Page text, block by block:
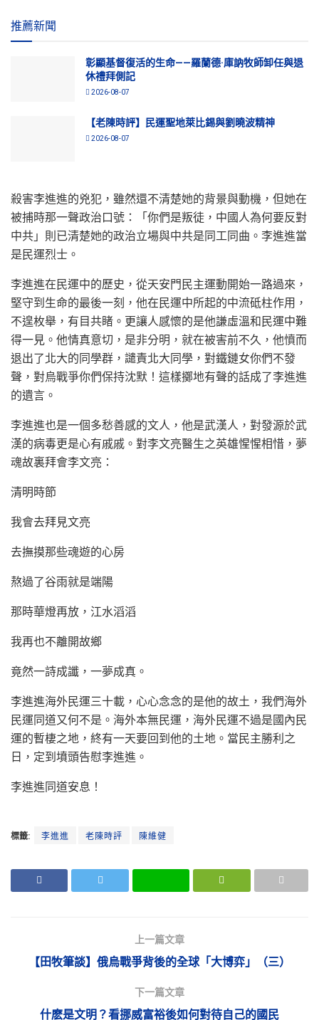
推薦新聞
彰顯基督復活的生命——羅蘭德·庫訥牧師卸任與退
休禮拜側記
2026-08-07
【老陳時評】民運聖地萊比錫與劉曉波精神
2026-08-07
殺害李進進的兇犯，雖然還不清楚她的背景與動機，但她在
被捕時那一聲政治口號：「你們是叛徒，中國人為何要反對
中共」則已清楚她的政治立場與中共是同工同曲。李進進當
是民運烈士。
李進進在民運中的歷史，從天安門民主運動開始一路過來，
堅守到生命的最後一刻，他在民運中所起的中流砥柱作用，
不遑枚舉，有目共睹。更讓人感懷的是他謙虛溫和民運中難
得一見。他情真意切，是非分明，就在被害前不久，他憤而
退出了北大的同學群，譴責北大同學，對鐵鏈女你們不發
聲，對烏戰爭你們保持沈默！這樣擲地有聲的話成了李進進
的遺言。
李進進也是一個多愁善感的文人，他是武漢人，對發源於武
漢的病毒更是心有戚戚。對李文亮醫生之英雄惺惺相惜，夢
魂故裏拜會李文亮：
清明時節
我會去拜見文亮
去撫摸那些魂遊的心房
熬過了谷雨就是端陽
那時華燈再放，江水滔滔
我再也不離開故鄉
竟然一詩成讖，一夢成真。
李進進海外民運三十載，心心念念的是他的故土，我們海外
民運同道又何不是。海外本無民運，海外民運不過是國內民
運的暫棲之地，終有一天要回到他的土地。當民主勝利之
日，定到墳頭告慰李進進。
李進進同道安息！
標籤: 李進進 老陳時評 陳維健
上一篇文章
【田牧筆談】俄烏戰爭背後的全球「大博弈」（三）
下一篇文章
什麽是文明？看挪威富裕後如何對待自己的國民